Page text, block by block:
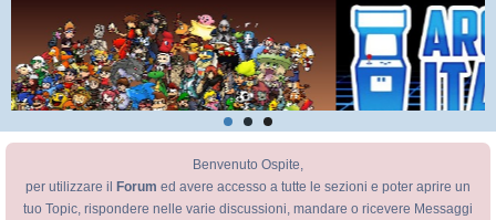
Benvenuto Ospite,
per utilizzare il
Forum ed avere accesso a tutte le sezioni e poter aprire un
tuo Topic, rispondere nelle varie discussioni, mandare o ricevere Messaggi